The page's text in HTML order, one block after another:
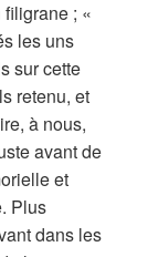
; «
les uns
sur cette
retenu, et
à nous,
avant de
et
Plus
dans les